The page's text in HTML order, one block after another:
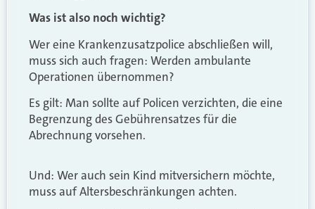
Was ist also noch wichtig?
Wer eine Krankenzusatzpolice abschließen will,
muss sich auch fragen: Werden ambulante
Operationen übernommen?
Es gilt: Man sollte auf Policen verzichten, die eine
Begrenzung des Gebührensatzes für die
Abrechnung vorsehen.
Und: Wer auch sein Kind mitversichern möchte,
muss auf Altersbeschränkungen achten.